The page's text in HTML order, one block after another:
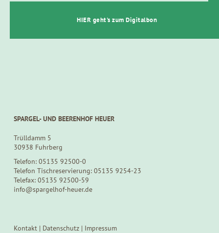
SPARGEL- UND BEERENHOF HEUER
Trülldamm 5
30938 Fuhrberg
Telefon: 05135 92500-0
Telefon Tischreservierung: 05135 9254-23
Telefax: 05135 92500-59
info@spargelhof-heuer.de
Kontakt | Datenschutz | Impressum
HIER geht's zum Digitalbon